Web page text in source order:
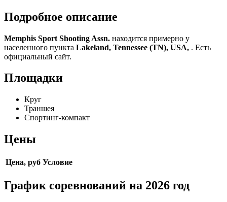
Подробное описание
Memphis Sport Shooting Assn. находится примерно у
населенного пункта Lakeland, Tennessee (TN), USA, . Есть
официальный сайт.
Площадки
Круг
Траншея
Спортинг-компакт
Цены
Цена, руб Условие
График соревнований на 2026 год